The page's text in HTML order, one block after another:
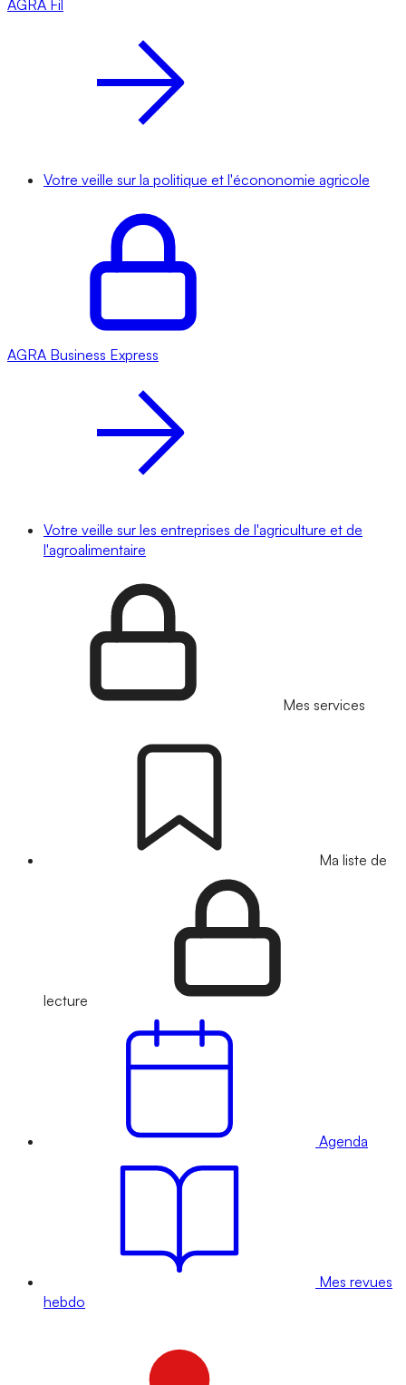
AGRA Fil
Votre veille sur la politique et l'écononomie agricole
AGRA Business Express
Votre veille sur les entreprises de l'agriculture et de
l'agroalimentaire
Mes services
Ma liste de
lecture
Agenda
Mes revues
hebdo